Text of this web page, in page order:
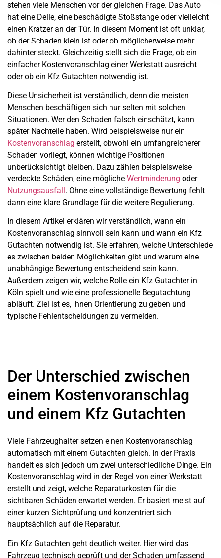
stehen viele Menschen vor der gleichen Frage. Das Auto
hat eine Delle, eine beschädigte Stoßstange oder vielleicht
einen Kratzer an der Tür. In diesem Moment ist oft unklar,
ob der Schaden klein ist oder ob möglicherweise mehr
dahinter steckt. Gleichzeitig stellt sich die Frage, ob ein
einfacher Kostenvoranschlag einer Werkstatt ausreicht
oder ob ein Kfz Gutachten notwendig ist.
Diese Unsicherheit ist verständlich, denn die meisten
Menschen beschäftigen sich nur selten mit solchen
Situationen. Wer den Schaden falsch einschätzt, kann
später Nachteile haben. Wird beispielsweise nur ein
Kostenvoranschlag erstellt, obwohl ein umfangreicherer
Schaden vorliegt, können wichtige Positionen
unberücksichtigt bleiben. Dazu zählen beispielsweise
verdeckte Schäden, eine mögliche Wertminderung oder
Nutzungsausfall. Ohne eine vollständige Bewertung fehlt
dann eine klare Grundlage für die weitere Regulierung.
In diesem Artikel erklären wir verständlich, wann ein
Kostenvoranschlag sinnvoll sein kann und wann ein Kfz
Gutachten notwendig ist. Sie erfahren, welche Unterschiede
es zwischen beiden Möglichkeiten gibt und warum eine
unabhängige Bewertung entscheidend sein kann.
Außerdem zeigen wir, welche Rolle ein Kfz Gutachter in
Köln spielt und wie eine professionelle Begutachtung
abläuft. Ziel ist es, Ihnen Orientierung zu geben und
typische Fehlentscheidungen zu vermeiden.
Der Unterschied zwischen
einem Kostenvoranschlag
und einem Kfz Gutachten
Viele Fahrzeughalter setzen einen Kostenvoranschlag
automatisch mit einem Gutachten gleich. In der Praxis
handelt es sich jedoch um zwei unterschiedliche Dinge. Ein
Kostenvoranschlag wird in der Regel von einer Werkstatt
erstellt und zeigt, welche Reparaturkosten für die
sichtbaren Schäden erwartet werden. Er basiert meist auf
einer kurzen Sichtprüfung und konzentriert sich
hauptsächlich auf die Reparatur.
Ein Kfz Gutachten geht deutlich weiter. Hier wird das
Fahrzeug technisch geprüft und der Schaden umfassend